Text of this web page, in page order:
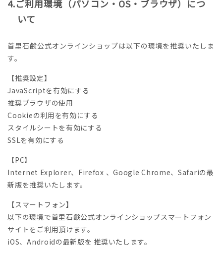
ご利用環境（パソコン・OS・ブラウザ）につ
いて
首里石鹸公式オンラインショップは以下の環境を推奨いたしま
す。
【推奨設定】
JavaScriptを有効にする
推奨ブラウザの使用
Cookieの利用を有効にする
スタイルシートを有効にする
SSLを有効にする
【PC】
Internet Explorer、Firefox 、Google Chrome、Safariの最
新版を推奨いたします。
【スマートフォン】
以下の環境で首里石鹸公式オンラインショップスマートフォン
サイトをご利用頂けます。
iOS、Androidの最新版を 推奨いたします。